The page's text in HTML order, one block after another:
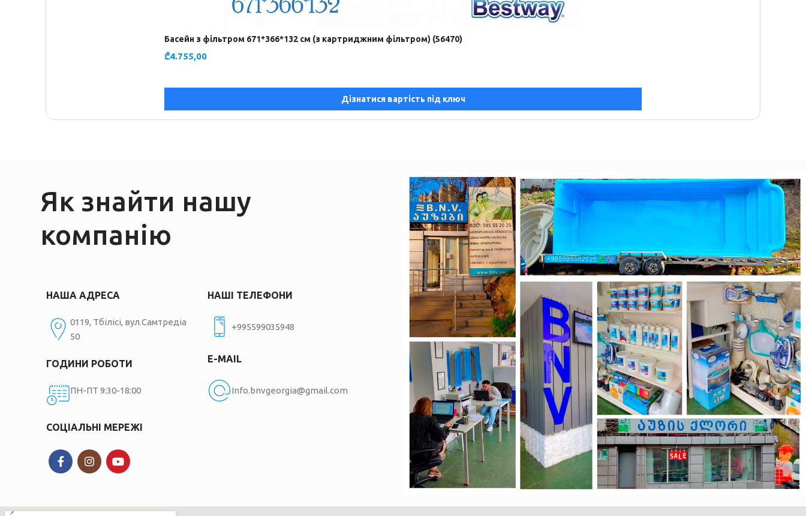
Басейн з фільтром 671*366*132 см (з картриджним фільтром) (56470)
₾4.755,00
Дізнатися вартість під ключ
Як знайти нашу
компанію
НАША АДРЕСА
0119, Тбілісі, вул.Самтредіа
50
ГОДИНИ РОБОТИ
ПН-ПТ 9:30-18:00
НАШІ ТЕЛЕФОНИ
+995599035948
E-MAIL
Info.bnvgeorgia@gmail.com
СОЦІАЛЬНІ МЕРЕЖІ